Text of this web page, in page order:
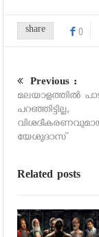
share 0
Previous :
മലയാളത്തില്‍
പറഞ്ഞിട്ടില്ല,
യേശുദാസ്
Related posts